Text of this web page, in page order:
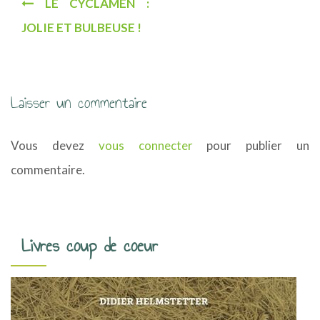
g
a
t
d
e
LE CYCLAMEN :
JOLIE ET BULBEUSE !
Laisser un commentaire
Vous devez vous connecterpour publier un
commentaire.
Livres coup de coeur